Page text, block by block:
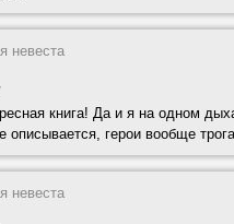
невеста
книга! Да и я на одном
описывается, герои вообще
невеста